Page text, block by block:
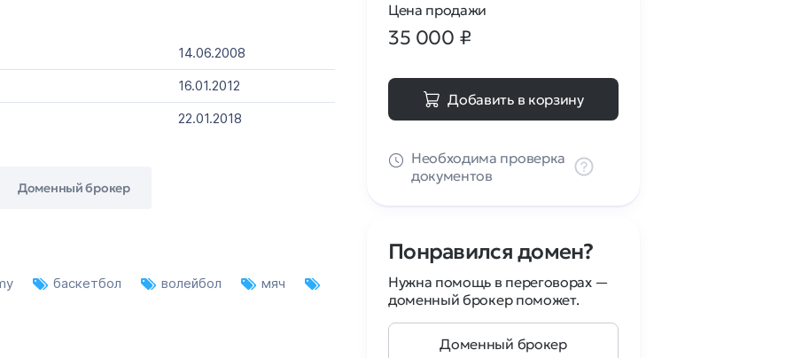
14.06.2008
16.01.2012
22.01.2018
Доменный брокер
баскетбол волейбол
мяч
Цена продажи
35 000 ₽
Добавить в корзину
Необходима проверка
документов
Понравился домен?
Нужна помощь в переговорах —
доменный брокер поможет.
Доменный брокер